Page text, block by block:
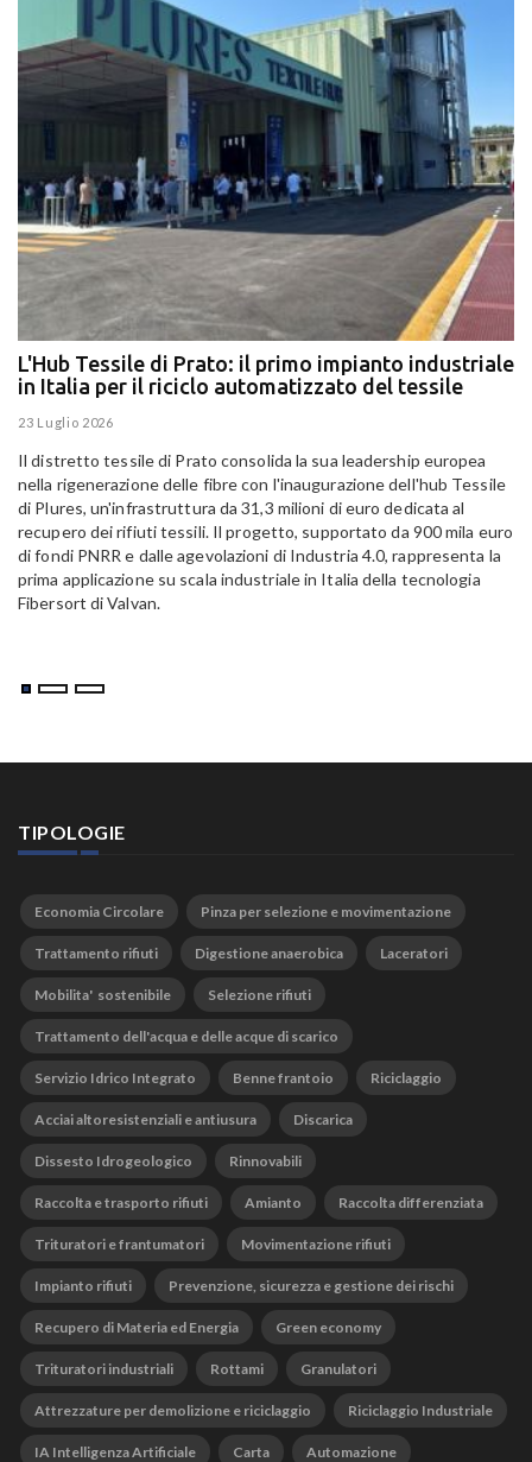
L'Hub Tessile di Prato: il primo impianto industriale
in Italia per il riciclo automatizzato del tessile
23 Luglio 2026
Il distretto tessile di Prato consolida la sua leadership europea
nella rigenerazione delle fibre con l'inaugurazione dell'hub Tessile
di Plures, un'infrastruttura da 31,3 milioni di euro dedicata al
recupero dei rifiuti tessili. Il progetto, supportato da 900 mila euro
di fondi PNRR e dalle agevolazioni di Industria 4.0, rappresenta la
prima applicazione su scala industriale in Italia della tecnologia
Fibersort di Valvan.
TIPOLOGIE
Economia Circolare Pinza per selezione e movimentazione
Trattamento rifiuti Digestione anaerobica Laceratori
Mobilita' sostenibile Selezione rifiuti
Trattamento dell'acqua e delle acque di scarico
Servizio Idrico Integrato Benne frantoio Riciclaggio
Acciai altoresistenziali e antiusura Discarica
Dissesto Idrogeologico Rinnovabili
Raccolta e trasporto rifiuti Amianto Raccolta differenziata
Trituratori e frantumatori Movimentazione rifiuti
Impianto rifiuti Prevenzione, sicurezza e gestione dei rischi
Recupero di Materia ed Energia Green economy
Trituratori industriali Rottami Granulatori
Attrezzature per demolizione e riciclaggio Riciclaggio Industriale
IA Intelligenza Artificiale Carta Automazione